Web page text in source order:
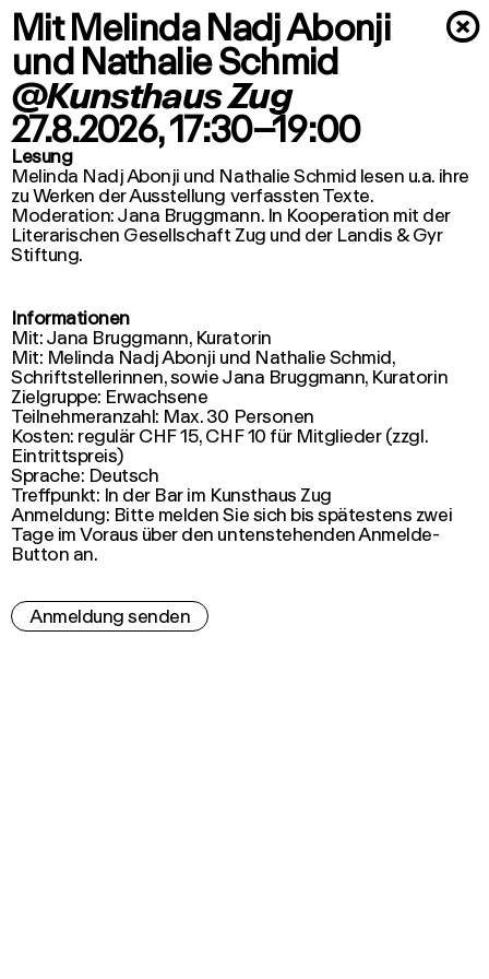
×
Mit Melinda Nadj Abonji
und Nathalie Schmid
@Kunsthaus Zug
27.8.2026, 17:30–19:00
Lesung
Melinda Nadj Abonji und Nathalie Schmid lesen u.a. ihre
zu Werken der Ausstellung verfassten Texte.
Moderation: Jana Bruggmann. In Kooperation mit der
Literarischen Gesellschaft Zug und der Landis & Gyr
Informationen
Mit: Jana Bruggmann, Kuratorin
Mit: Melinda Nadj Abonji und Nathalie Schmid,
Schriftstellerinnen, sowie Jana Bruggmann, Kuratorin
Zielgruppe: Erwachsene
Teilnehmeranzahl: Max. 30 Personen
Kosten: regulär CHF 15, CHF 10 für Mitglieder (zzgl.
Eintrittspreis)
Sprache: Deutsch
Treffpunkt: In der Bar im Kunsthaus Zug
Anmeldung: Bitte melden Sie sich bis spätestens zwei
Tage im Voraus über den untenstehenden Anmelde-
Button an.
Anmeldung senden